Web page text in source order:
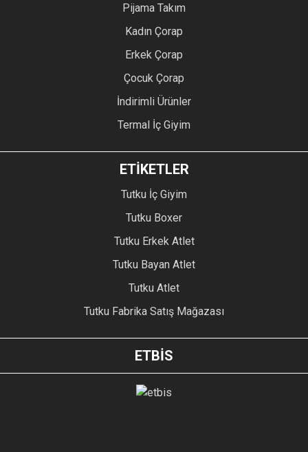
Pijama Takım
Kadın Çorap
Erkek Çorap
Çocuk Çorap
İndirimli Ürünler
Termal İç Giyim
ETİKETLER
Tutku İç Giyim
Tutku Boxer
Tutku Erkek Atlet
Tutku Bayan Atlet
Tutku Atlet
Tutku Fabrika Satış Mağazası
ETBİS